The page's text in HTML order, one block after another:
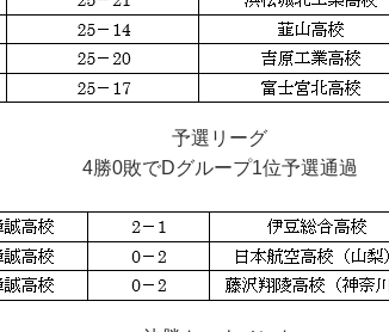
予選リーグ
4勝0敗でDグループ1位予選通過